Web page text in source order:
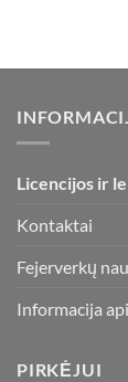
Licencijos ir
Kontaktai
Fejerverkų
Informacija
PIRKĖJUI